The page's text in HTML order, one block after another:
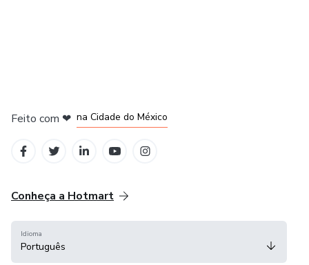
Feito com ❤ na Cidade do México
Conheça a Hotmart
Idioma
Português